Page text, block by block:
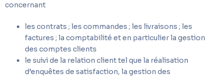
concernant
les contrats ; les commandes ; les livraisons ; les
factures ; la comptabilité et en particulier la gestion
des comptes clients
le suivi de la relation client tel que la réalisation
d’enquêtes de satisfaction, la gestion des